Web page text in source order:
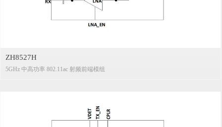
ZH8527H
5GHz 中高功率 802.11ac 射频前端模组